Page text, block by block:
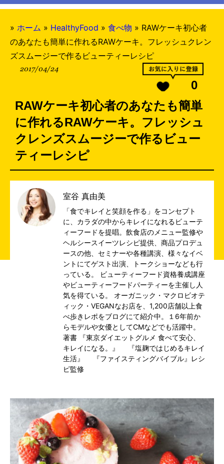
» ホーム » HealthyFood » 食べ物 » RAWケーキ初心者
のあなたも簡単に作れるRAWケーキ。フレッシュクレン
ズスムージーで作るビューティーレシピ
2017/04/24
0
RAWケーキ初心者のあなたも簡単
に作れるRAWケーキ。フレッシュ
クレンズスムージーで作るビュー
ティーレシピ
室谷 真由美
「食でキレイと笑顔を作る」をコンセプト
に、カラダの中からキレイになれるビューテ
ィーフードを提唱。飲食店のメニュー監修や
ヘルシースイーツレシピ提供、商品プロデュ
ースの他、セミナーや各種講演、様々なイベ
ントにてゲスト出演、トークショーなども行
っている。 ビューティーフード資格養成講座
やビューティーフードパーティーを主催し人
気を得ている。 オーガニック・マクロビオテ
ィック・VEGANなお店を、1,200店舗以上食
べ歩きレポをブログにて紹介中。１6年前か
らモデルや女優としてCMなどでも活躍中。
著書 『東京ダイエットグルメ 食べて安心、
キレイになる。』 『塩麹ではじめるキレイ
生活』 『ファイスティングバイブル』レシ
ピ監修